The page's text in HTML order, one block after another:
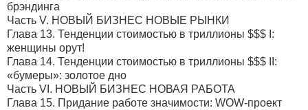
брэндинга
Часть V. НОВЫЙ БИЗНЕС НОВЫЕ РЫНКИ
Глава 13. Тенденции стоимостью в триллионы $$$ I:
женщины орут!
Глава 14. Тенденции стоимостью в триллионы $$$ II:
«бумеры»: золотое дно
Часть VI. НОВЫЙ БИЗНЕС НОВАЯ РАБОТА
Глава 15. Придание работе значимости: WOW-проект